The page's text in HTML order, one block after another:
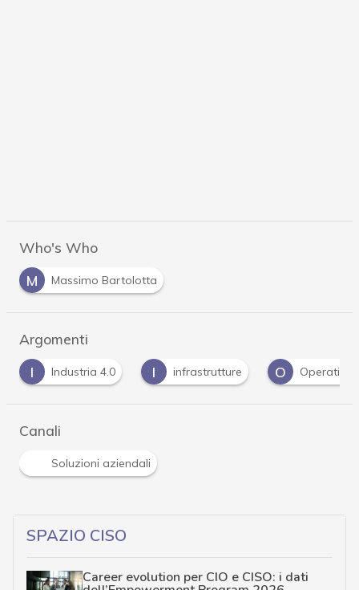
Who's Who
M
Massimo Bartolotta
Argomenti
I
Industria 4.0 I infrastrutture O
Canali
Soluzioni aziendali
SPAZIO CISO
Career evolution per CIO e CISO: i dati